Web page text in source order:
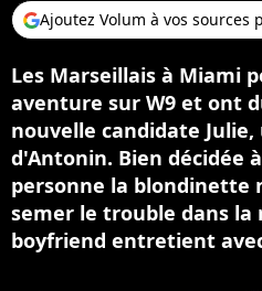
Ajoutez Volum à vos sources
Les Marseillais à Miami
aventure sur W9 et ont
nouvelle candidate Julie,
d'Antonin. Bien décidée
personne la blondinette
semer le trouble dans la
boyfriend entretient